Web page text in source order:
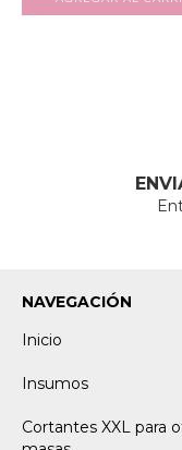
NAVEGACIÓN
Inicio
Insumos
Cortantes XXL para